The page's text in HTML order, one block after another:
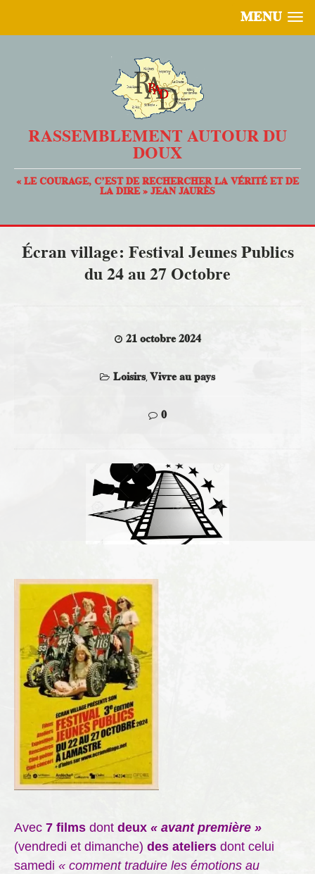
MENU
RASSEMBLEMENT AUTOUR DU
DOUX
« LE COURAGE, C’EST DE RECHERCHER LA VÉRITÉ ET DE
LA DIRE » JEAN JAURÈS
Écran village: Festival Jeunes Publics
du 24 au 27 Octobre
21 octobre 2024
Loisirs,Vivre au pays
0
Avec 7 films dont deux « avant première »
(vendredi et dimanche) des ateliers dont celui
samedi « comment traduire les émotions au